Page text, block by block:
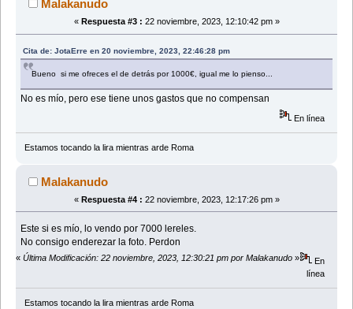
Malakanudo
« Respuesta #3 : 22 noviembre, 2023, 12:10:42 pm »
Cita de: JotaErre en 20 noviembre, 2023, 22:46:28 pm
Bueno si me ofreces el de detrás por 1000€, igual me lo pienso...
No es mío, pero ese tiene unos gastos que no compensan
En línea
Estamos tocando la lira mientras arde Roma
Malakanudo
« Respuesta #4 : 22 noviembre, 2023, 12:17:26 pm »
Este si es mío, lo vendo por 7000 lereles.
No consigo enderezar la foto. Perdon
« Última Modificación: 22 noviembre, 2023, 12:30:21 pm por Malakanudo »
En
línea
Estamos tocando la lira mientras arde Roma